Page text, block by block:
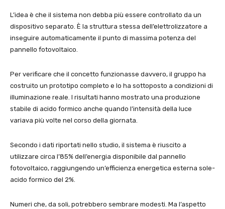
L’idea è che il sistema non debba più essere controllato da un
dispositivo separato. È la struttura stessa dell’elettrolizzatore a
inseguire automaticamente il punto di massima potenza del
pannello fotovoltaico.
Per verificare che il concetto funzionasse davvero, il gruppo ha
costruito un prototipo completo e lo ha sottoposto a condizioni di
illuminazione reale. I risultati hanno mostrato una produzione
stabile di acido formico anche quando l’intensità della luce
variava più volte nel corso della giornata.
Secondo i dati riportati nello studio, il sistema è riuscito a
utilizzare circa l’85% dell’energia disponibile dal pannello
fotovoltaico, raggiungendo un’efficienza energetica esterna sole-
acido formico del 2%.
Numeri che, da soli, potrebbero sembrare modesti. Ma l’aspetto